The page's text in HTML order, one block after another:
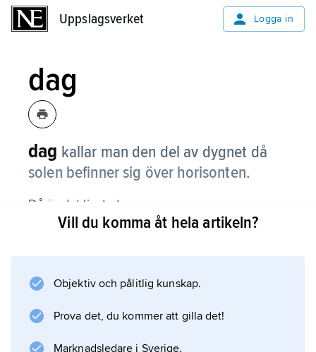
Uppslagsverket Logga in
dag
dag kallar man den del av dygnet då
solen befinner sig över horisonten.
Då är det ljust ute.
Information om artikeln
Vill du komma åt hela artikeln?
Objektiv och pålitlig kunskap.
Prova det, du kommer att gilla det!
Marknadsledare i Sverige.